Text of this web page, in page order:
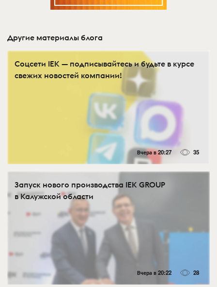
Другие материалы блога
Соцсети IEK — подписывайтесь и будьте в курсе
свежих новостей компании!
Вчера в 20:27 35
Запуск нового производства IEK GROUP
в Калужской области
Вчера в 20:22 28